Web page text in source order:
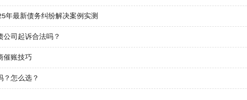
年最新债务纠纷解决案例实测
公司起诉合法吗？
催账技巧
？怎么选？